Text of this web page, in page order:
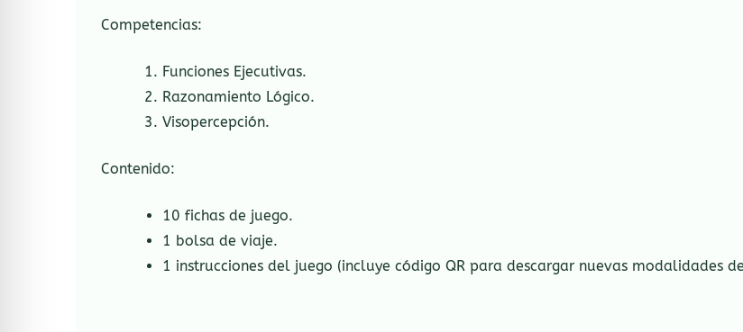
Competencias:
Funciones Ejecutivas.
Razonamiento Lógico.
Visopercepción.
Contenido:
10 fichas de juego.
1 bolsa de viaje.
1 instrucciones del juego (incluye código QR para descargar nuevas modalidades